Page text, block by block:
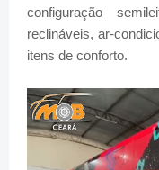
configuração
reclináveis, ar-
itens de conforto.